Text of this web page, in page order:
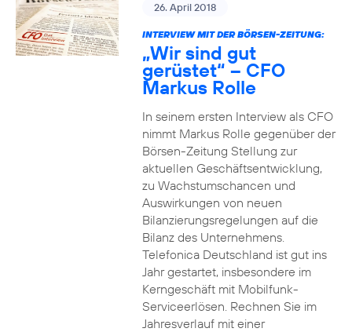
26. April 2018
INTERVIEW MIT DER BÖRSEN-ZEITUNG:
„Wir sind gut
gerüstet“ – CFO
Markus Rolle
In seinem ersten Interview als CFO
nimmt Markus Rolle gegenüber der
Börsen-Zeitung Stellung zur
aktuellen Geschäftsentwicklung,
zu Wachstumschancen und
Auswirkungen von neuen
Bilanzierungsregelungen auf die
Bilanz des Unternehmens.
Telefonica Deutschland ist gut ins
Jahr gestartet, insbesondere im
Kerngeschäft mit Mobilfunk-
Serviceerlösen. Rechnen Sie im
Jahresverlauf mit einer